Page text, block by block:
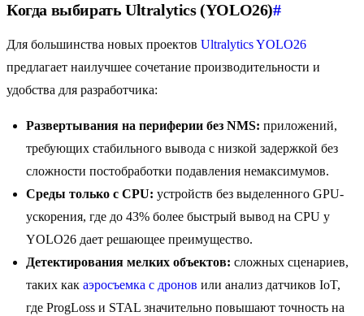
Когда выбирать Ultralytics (YOLO26)#
Для большинства новых проектов Ultralytics YOLO26
предлагает наилучшее сочетание производительности и
удобства для разработчика:
Развертывания на периферии без NMS: приложений,
требующих стабильного вывода с низкой задержкой без
сложности постобработки подавления немаксимумов.
Среды только с CPU: устройств без выделенного GPU-
ускорения, где до 43% более быстрый вывод на CPU у
YOLO26 дает решающее преимущество.
Детектирования мелких объектов: сложных сценариев,
таких как аэросъемка с дронов или анализ датчиков IoT,
где ProgLoss и STAL значительно повышают точность на